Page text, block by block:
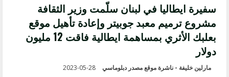
سفيرة ايطاليا في لبنان سلّمت وزير الثقافة
مشروع ترميم معبد جوبيتر وإعادة تأهيل موقع
بعلبك الأثري بمساهمة ايطالية فاقت 12 مليون
دولار
مارلين خليفة - ناشرة موقع مصدر دبلوماسي 2023-05-28